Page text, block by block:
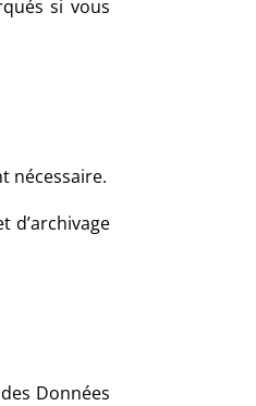
si vous
nécessaire.
d’archivage
Données